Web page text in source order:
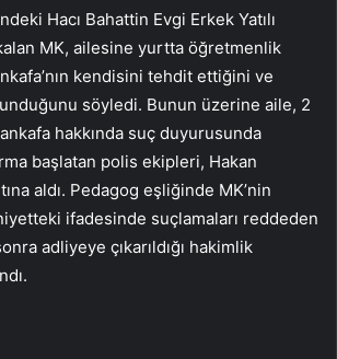
Hacı Bahattin Evgi Erkek Yatılı
MK, ailesine yurtta öğretmenlik
kendisini tehdit ettiğini ve
söyledi. Bunun üzerine aile, 2
hakkında suç duyurusunda
başlatan polis ekipleri, Hakan
aldı. Pedagog eşliğinde MK’nin
ifadesinde suçlamaları reddeden
adliyeye çıkarıldığı hakimlik